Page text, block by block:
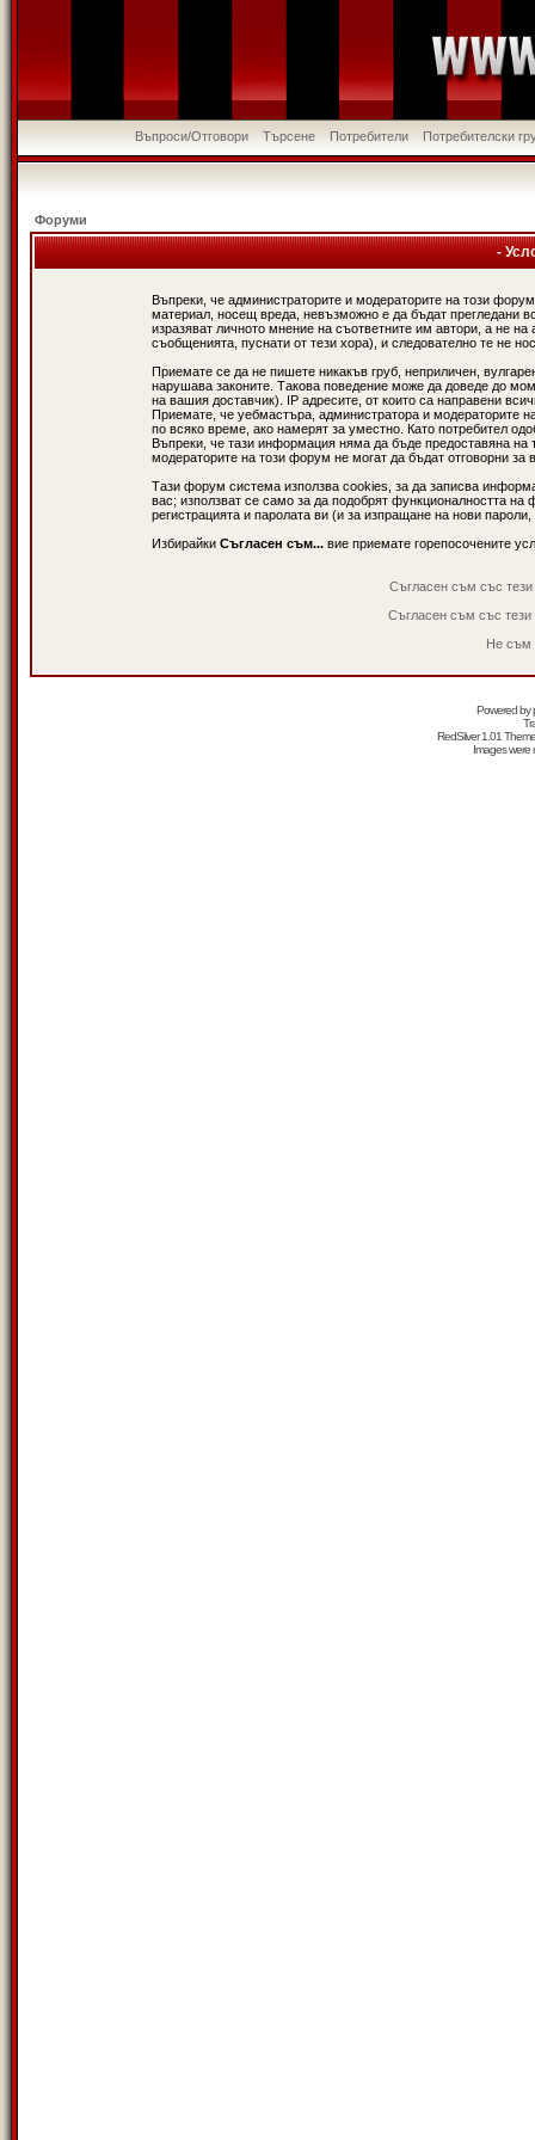
Въпроси/Отговори Търсене Потребители Потребителски
Форуми
-
Въпреки, че администраторите и модераторите на този
материал, носещ вреда, невъзможно е да бъдат прегледани
изразяват личното мнение на съответните им автори, а не
съобщенията, пуснати от тези хора), и следователно те не
Приемате се да не пишете никакъв груб, неприличен,
нарушава законите. Такова поведение може да доведе до
на вашия доставчик). IP адресите, от които са направени
Приемате, че уебмастъра, администратора и модераторите
по всяко време, ако намерят за уместно. Като потребител
Въпреки, че тази информация няма да бъде предоставяна
модераторите на този форум не могат да бъдат отговорни за
Тази форум система използва cookies, за да записва
вас; използват се само за да подобрят функционалността
регистрацията и паролата ви (и за изпращане на нови
Избирайки Съгласен съм... вие приемате горепосочените
Съгласен съм със
Съгласен съм със
Не съм
Powered by
RedSilver 1.01
Images were